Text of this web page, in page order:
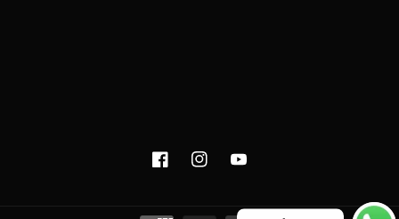
FacebookInstagramYouTube